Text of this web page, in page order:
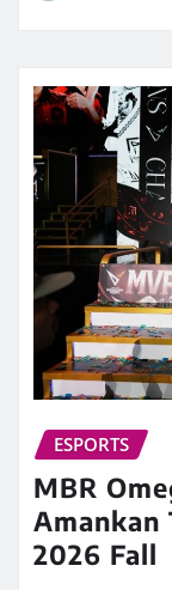
ESPORTS
MBR
Amankan
2026 Fall